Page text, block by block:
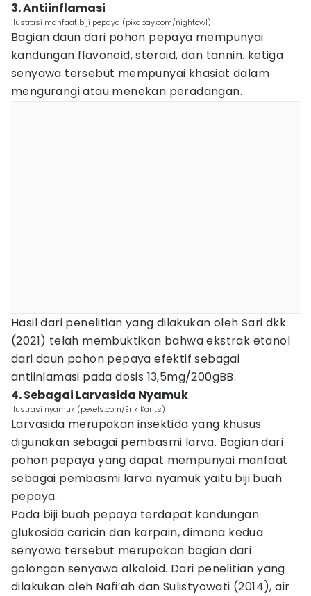
3. Antiinflamasi
Ilustrasi manfaat biji pepaya (pixabay.com/nightowl)
Bagian daun dari pohon pepaya mempunyai
kandungan flavonoid, steroid, dan tannin. ketiga
senyawa tersebut mempunyai khasiat dalam
mengurangi atau menekan peradangan.
Hasil dari penelitian yang dilakukan oleh Sari dkk.
(2021) telah membuktikan bahwa ekstrak etanol
dari daun pohon pepaya efektif sebagai
antiinlamasi pada dosis 13,5mg/200gBB.
4. Sebagai Larvasida Nyamuk
Ilustrasi nyamuk (pexels.com/Erik Karits)
Larvasida merupakan insektida yang khusus
digunakan sebagai pembasmi larva. Bagian dari
pohon pepaya yang dapat mempunyai manfaat
sebagai pembasmi larva nyamuk yaitu biji buah
pepaya.
Pada biji buah pepaya terdapat kandungan
glukosida caricin dan karpain, dimana kedua
senyawa tersebut merupakan bagian dari
golongan senyawa alkaloid. Dari penelitian yang
dilakukan oleh Nafi’ah dan Sulistyowati (2014), air